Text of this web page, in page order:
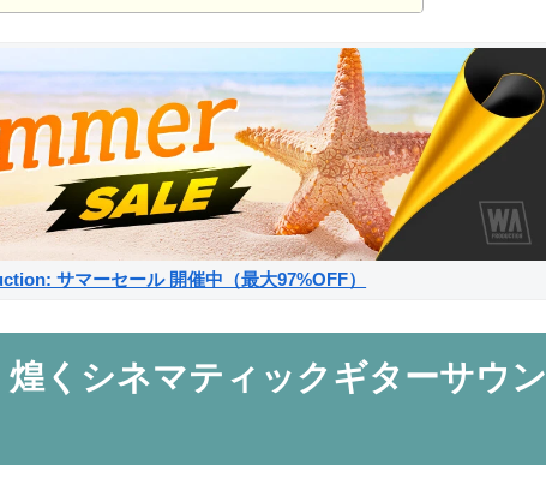
サマーセール 開催中（最大97%OFF）
くシネマティックギターサウン